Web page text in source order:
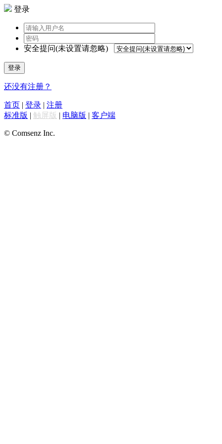
登录
安全提问(未设置请忽略)
登录
还没有注册？
首页 | 登录 | 注册
标准版 | 触屏版 | 电脑版 | 客户端
© Comsenz Inc.